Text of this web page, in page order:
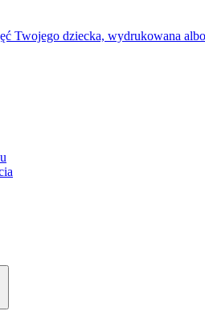
Twojego dziecka, wydrukowana